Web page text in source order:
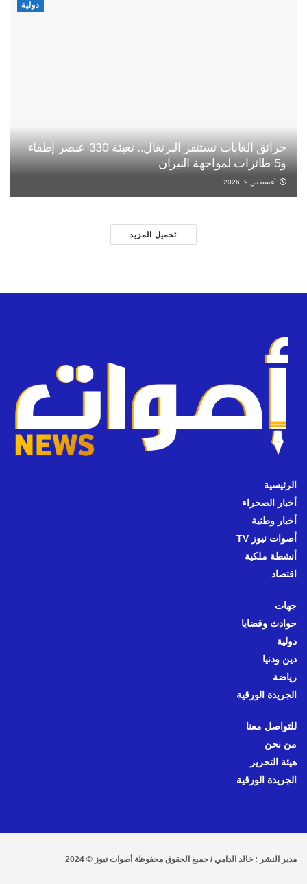
دولية
حرائق الغابات تستنفر البرتغال.. تعبئة 330 عنصر إطفاء
و5 طائرات لمواجهة النيران
أغسطس 9, 2026
تحميل المزيد
الرئيسية
أخبار الصحراء
أخبار وطنية
أصوات نيوز TV
أنشطة ملكية
اقتصاد
جهات
حوادث وقضايا
دولية
دين ودنيا
رياضة
الجريدة الورقية
للتواصل معنا
من نحن
هيئة التحرير
الجريدة الورقية
مدير النشر : خالد الدامي / جميع الحقوق محفوظة أصوات نيوز © 2024